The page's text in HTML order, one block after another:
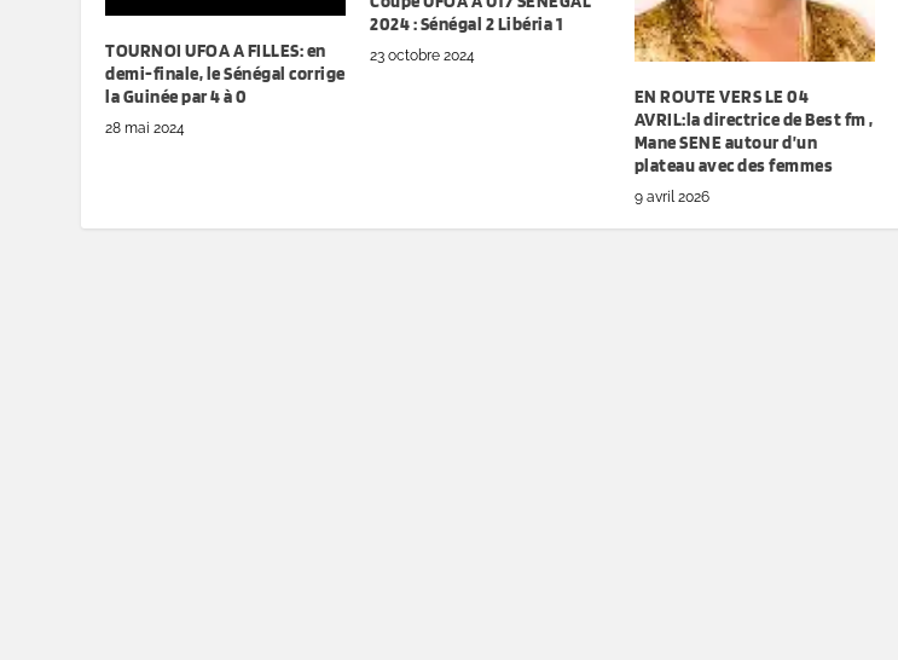
TOURNOI UFOA A FILLES: en
demi-finale, le Sénégal corrige
la Guinée par 4 à 0
28 mai 2024
2024 : Sénégal 2 Libéria 1
23 octobre 2024
EN ROUTE VERS LE 04
AVRIL:la directrice de Best fm ,
Mane SENE autour d’un
plateau avec des femmes
9 avril 2026